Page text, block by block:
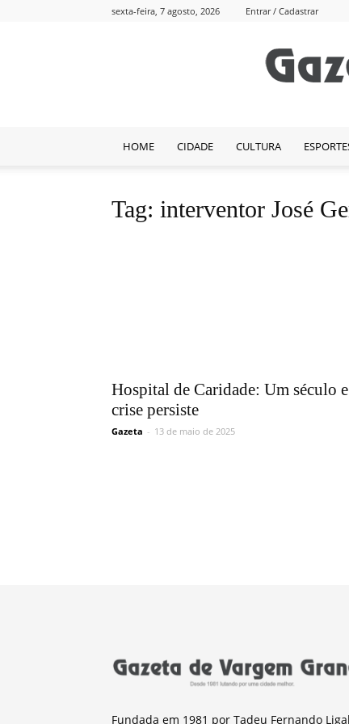
sexta-feira, 7 agosto, 2026 Entrar / Cadastrar
HOME CIDADE CULTURA
Tag: interventor José
Hospital de Caridade: Um século
crise persiste
Gazeta - 13 de maio de 2025
Fundada em 1981 por Tadeu Fernando